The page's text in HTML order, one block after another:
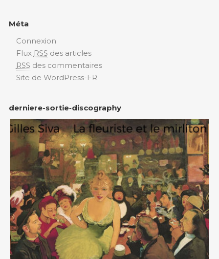
Méta
Connexion
Flux RSS des articles
RSS des commentaires
Site de WordPress-FR
derniere-sortie-discography